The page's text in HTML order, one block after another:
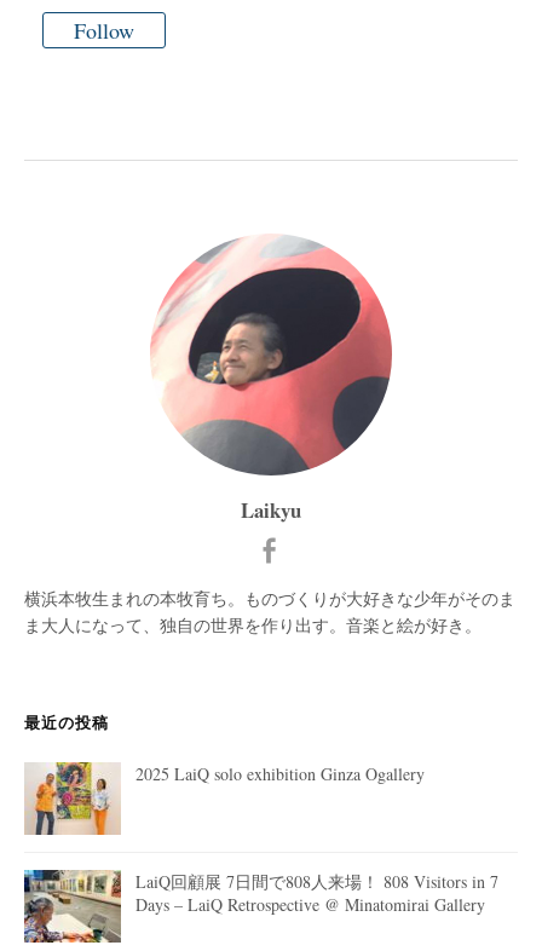
Follow
Laikyu
横浜本牧生まれの本牧育ち。ものづくりが大好きな少年がそのま
ま大人になって、独自の世界を作り出す。音楽と絵が好き。
最近の投稿
2025 LaiQ solo exhibition Ginza Ogallery
LaiQ回顧展 7日間で808人来場！ 808 Visitors in 7
Days – LaiQ Retrospective @ Minatomirai Gallery